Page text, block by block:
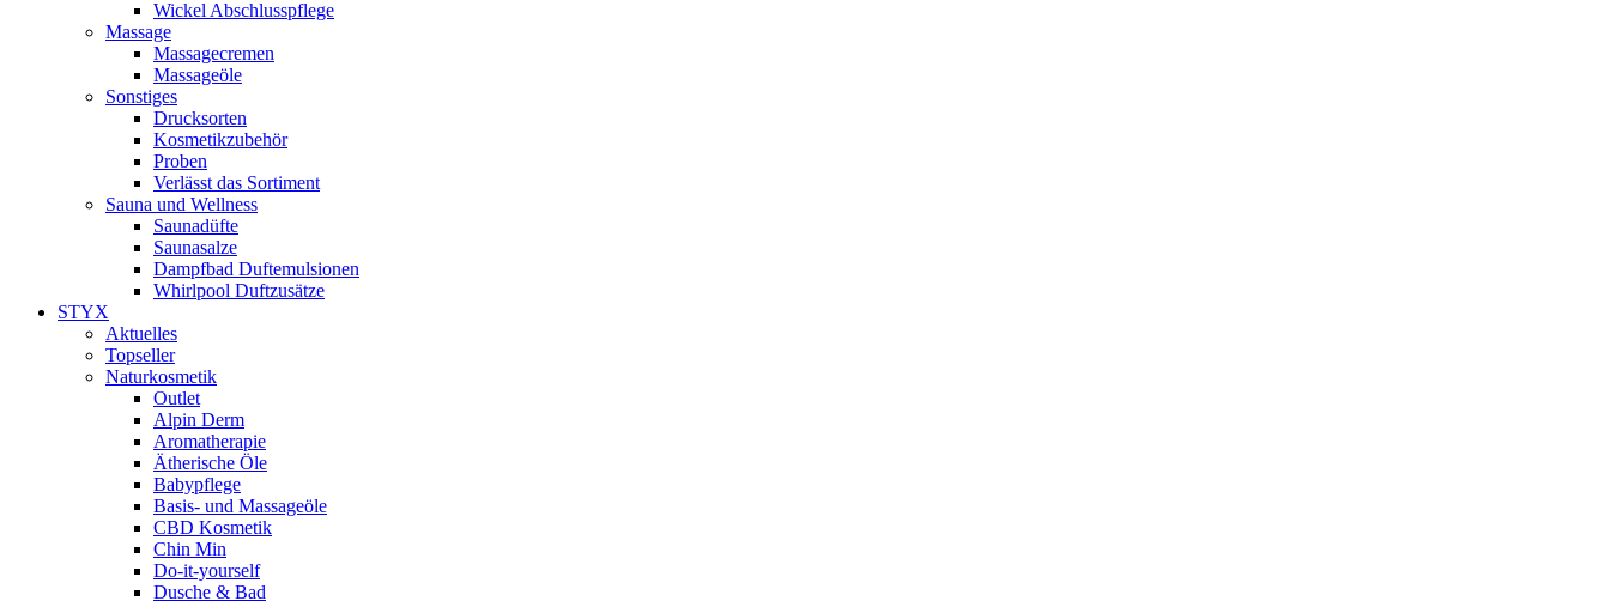
Wickel Abschlusspflege
Massage
Massagecremen
Massageöle
Sonstiges
Drucksorten
Kosmetikzubehör
Proben
Verlässt das Sortiment
Sauna und Wellness
Saunadüfte
Saunasalze
Dampfbad Duftemulsionen
Whirlpool Duftzusätze
STYX
Aktuelles
Topseller
Naturkosmetik
Outlet
Alpin Derm
Aromatherapie
Ätherische Öle
Babypflege
Basis- und Massageöle
CBD Kosmetik
Chin Min
Do-it-yourself
Dusche & Bad